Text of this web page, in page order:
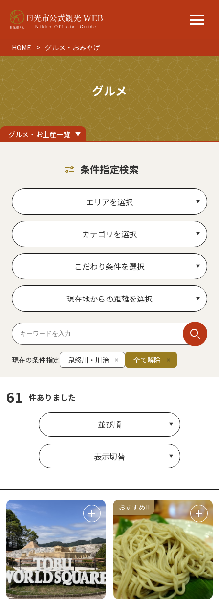
HOME グルメ・おみやげ
グルメ
グルメ・お土産一覧
条件指定検索
エリアを選択
カテゴリを選択
こだわり条件を選択
現在地からの距離を選択
現在の条件指定 鬼怒川・川治 全て解除
61 件ありました
並び順
表示切替
おすすめ!!